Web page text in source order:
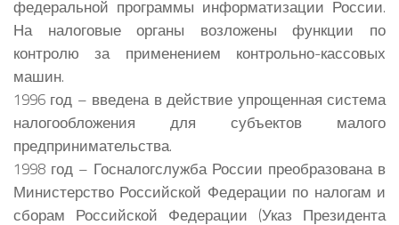
федеральной программы информатизации России.
На налоговые органы возложены функции по
контролю за применением контрольно-кассовых
машин.
1996 год – введена в действие упрощенная система
налогообложения для субъектов малого
предпринимательства.
1998 год – Госналогслужба России преобразована в
Министерство Российской Федерации по налогам и
сборам Российской Федерации (Указ Президента